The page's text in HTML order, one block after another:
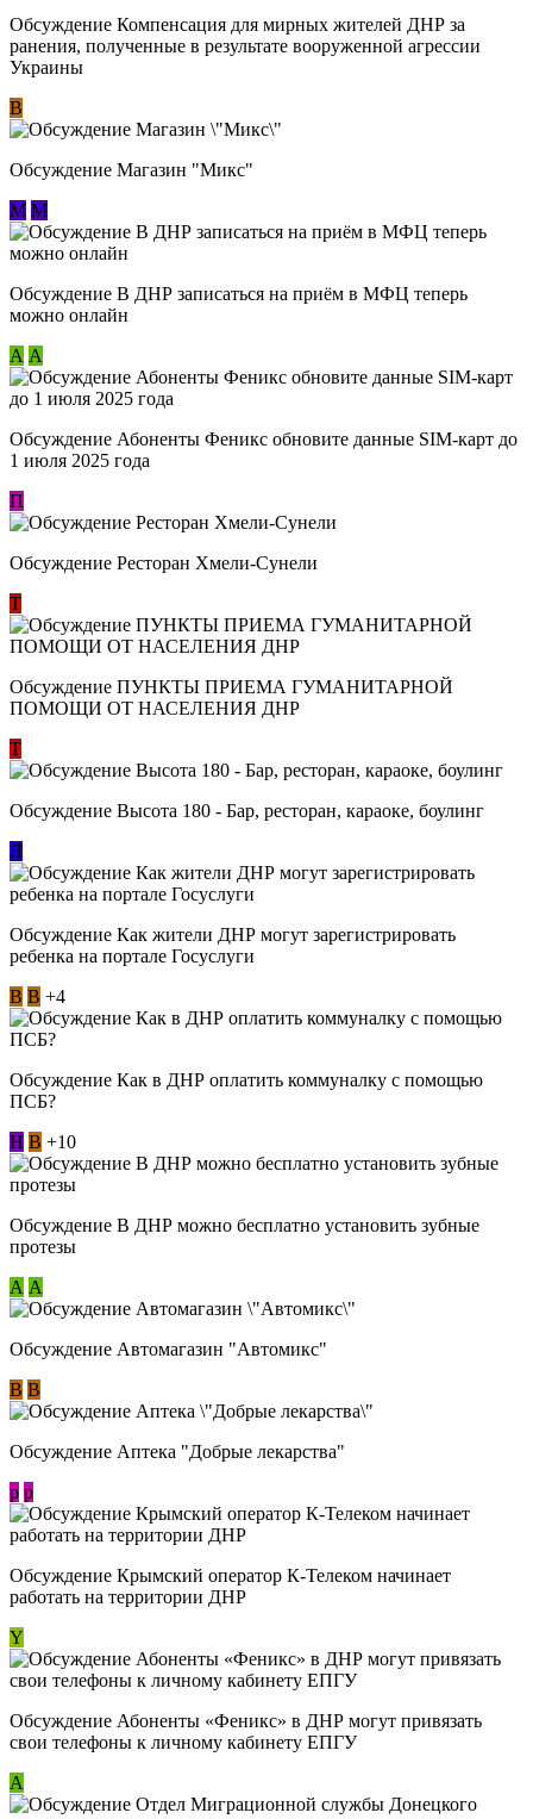
Обсуждение Компенсация для мирных жителей ДНР за
ранения, полученные в результате вооруженной агрессии
Украины
В
Обсуждение Магазин "Микс"
М М
Обсуждение В ДНР записаться на приём в МФЦ теперь
можно онлайн
А А
Обсуждение Абоненты Феникс обновите данные SIM-карт до
1 июля 2025 года
П
Обсуждение Ресторан Хмели-Сунели
Т
Обсуждение ​ПУНКТЫ ПРИЕМА ГУМАНИТАРНОЙ
ПОМОЩИ ОТ НАСЕЛЕНИЯ ДНР
Т
Обсуждение Высота 180 - Бар, ресторан, караоке, боулинг
Л
Обсуждение Как жители ДНР могут зарегистрировать
ребенка на портале Госуслуги
В В +4
Обсуждение Как в ДНР оплатить коммуналку с помощью
ПСБ?
Н В +10
Обсуждение В ДНР можно бесплатно установить зубные
протезы
А А
Обсуждение Автомагазин "Автомикс"
В В
Обсуждение Аптека "Добрые лекарства"
p p
Обсуждение Крымский оператор К-Телеком начинает
работать на территории ДНР
Y
Обсуждение ​Абоненты «Феникс» в ДНР могут привязать
свои телефоны к личному кабинету ЕПГУ
А